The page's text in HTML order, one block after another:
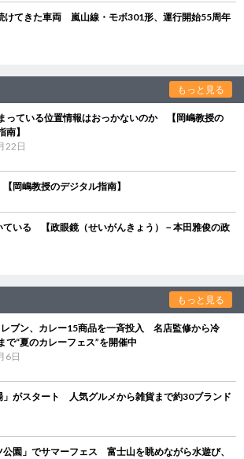
けてきた車両 嵐山線・モボ301形、運行開始55周年
もっと見る
っている位置情報はおっかないのか 【岡嶋教授の
南】
22日
岡嶋教授のデジタル指南】
ている 【政眼鏡（せいがんきょう）－本田雅俊の政
もっと見る
レブン、カレー15商品を一斉投入 名店監修から冷
で“夏のカレーフェス”を開催中
6日
」がスタート 人気グルメから雑貨まで約30ブランド
公園」でサマーフェス 富士山を眺めながら水遊び、